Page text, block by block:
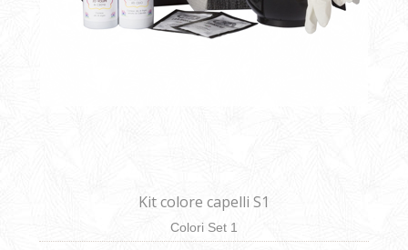
Kit colore capelli S1
Colori Set 1